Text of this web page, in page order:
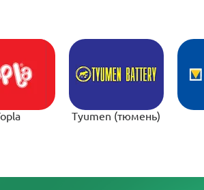
Tyumen (тюмень)